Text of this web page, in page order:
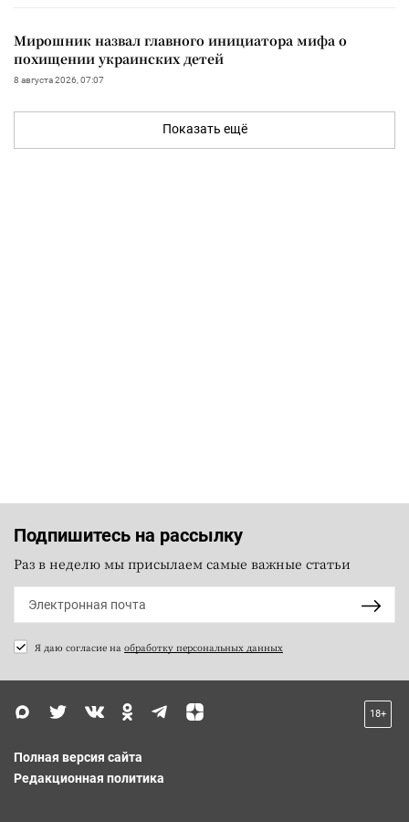
Мирошник назвал главного инициатора мифа о
похищении украинских детей
8 августа 2026, 07:07
Показать ещё
Подпишитесь на рассылку
Раз в неделю мы присылаем самые важные статьи
Я даю согласие на обработку персональных данных
18+
Полная версия сайта
Редакционная политика